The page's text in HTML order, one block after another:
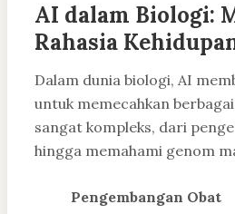
AI dalam Biologi:
Rahasia
Dalam dunia biologi, AI
untuk memecahkan
sangat kompleks, dari
hingga memahami genom
Pengembangan Obat